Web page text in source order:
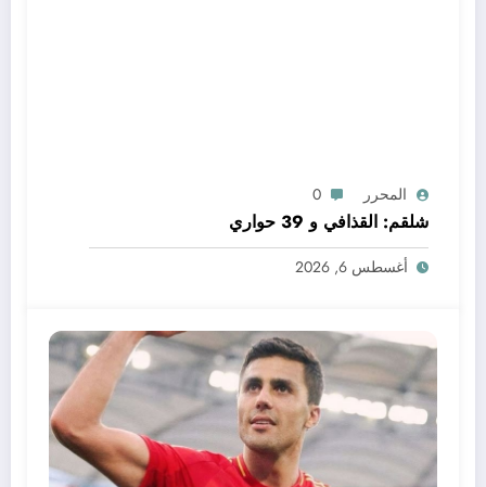
المحرر 0
شلقم: القذافي و 39 حواري
أغسطس 6, 2026